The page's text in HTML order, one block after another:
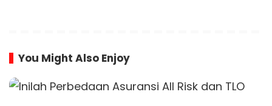
You Might Also Enjoy